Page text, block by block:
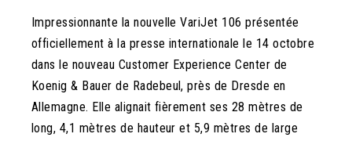
Impressionnante la nouvelle VariJet 106 présentée
officiellement à la presse internationale le 14 octobre
dans le nouveau Customer Experience Center de
Koenig & Bauer de Radebeul, près de Dresde en
Allemagne. Elle alignait fièrement ses 28 mètres de
long, 4,1 mètres de hauteur et 5,9 mètres de large